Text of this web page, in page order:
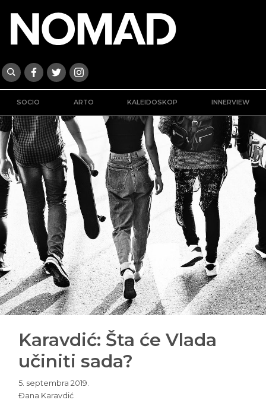
SOCIO ARTO KALEIDOSKOP INNERVIEW
Karavdić: Šta će Vlada
učiniti sada?
5. septembra 2019.
Đana Karavdić